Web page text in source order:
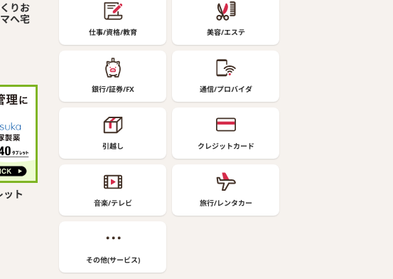
りお
へ宅
ト
仕事/資格/教育 美容/エステ
銀行/証券/FX 通信/プロバイダ
引越し クレジットカード
音楽/テレビ 旅行/レンタカー
その他(サービス)